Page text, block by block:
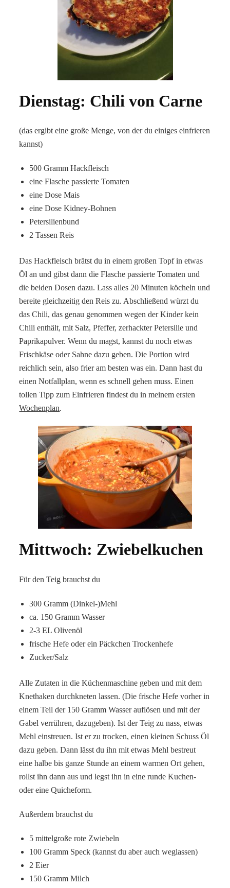
Dienstag: Chili von Carne
(das ergibt eine große Menge, von der du einiges einfrieren
kannst)
500 Gramm Hackfleisch
eine Flasche passierte Tomaten
eine Dose Mais
eine Dose Kidney-Bohnen
Petersilienbund
2 Tassen Reis
Das Hackfleisch brätst du in einem großen Topf in etwas
Öl an und gibst dann die Flasche passierte Tomaten und
die beiden Dosen dazu. Lass alles 20 Minuten köcheln und
bereite gleichzeitig den Reis zu. Abschließend würzt du
das Chili, das genau genommen wegen der Kinder kein
Chili enthält, mit Salz, Pfeffer, zerhackter Petersilie und
Paprikapulver. Wenn du magst, kannst du noch etwas
Frischkäse oder Sahne dazu geben. Die Portion wird
reichlich sein, also frier am besten was ein. Dann hast du
einen Notfallplan, wenn es schnell gehen muss. Einen
tollen Tipp zum Einfrieren findest du in meinem ersten
Wochenplan.
Mittwoch: Zwiebelkuchen
Für den Teig brauchst du
300 Gramm (Dinkel-)Mehl
ca. 150 Gramm Wasser
2-3 EL Olivenöl
frische Hefe oder ein Päckchen Trockenhefe
Zucker/Salz
Alle Zutaten in die Küchenmaschine geben und mit dem
Knethaken durchkneten lassen. (Die frische Hefe vorher in
einem Teil der 150 Gramm Wasser auflösen und mit der
Gabel verrühren, dazugeben). Ist der Teig zu nass, etwas
Mehl einstreuen. Ist er zu trocken, einen kleinen Schuss Öl
dazu geben. Dann lässt du ihn mit etwas Mehl bestreut
eine halbe bis ganze Stunde an einem warmen Ort gehen,
rollst ihn dann aus und legst ihn in eine runde Kuchen-
oder eine Quicheform.
Außerdem brauchst du
5 mittelgroße rote Zwiebeln
100 Gramm Speck (kannst du aber auch weglassen)
2 Eier
150 Gramm Milch